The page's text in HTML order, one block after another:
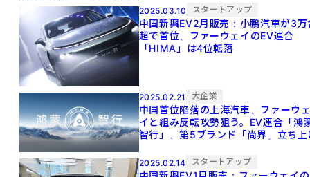
2025.03.10 スタートアップ
中国新興EV2月販売：小鵬汽車が3万
超で首位、ファーウェイのEV連合
「HIMA」は4位転落
2025.02.21 大企業
中国首位陥落の上海汽車、ファーウ
イと組み反転攻勢狙う。EV連合「鴻
智行」、第5ブランド「尚界」立ち上
2025.02.14 スタートアップ